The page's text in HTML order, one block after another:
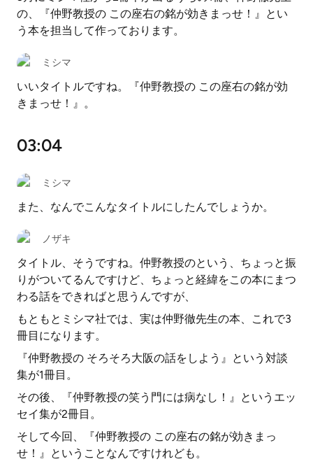
の、『仲野教授の この座右の銘が効きまっせ！』とい
う本を担当して作っております。
ミシマ
いいタイトルですね。『仲野教授の この座右の銘が効
きまっせ！』。
03:04
ミシマ
また、なんでこんなタイトルにしたんでしょうか。
ノザキ
タイトル、そうですね。仲野教授のという、ちょっと振
りがついてるんですけど、ちょっと経緯をこの本にまつ
わる話をできればと思うんですが、
もともとミシマ社では、実は仲野徹先生の本、これで3
冊目になります。
『仲野教授の そろそろ大阪の話をしよう』という対談
集が1冊目。
その後、『仲野教授の笑う門には病なし！』というエッ
セイ集が2冊目。
そして今回、『仲野教授の この座右の銘が効きまっ
せ！』ということなんですけれども。